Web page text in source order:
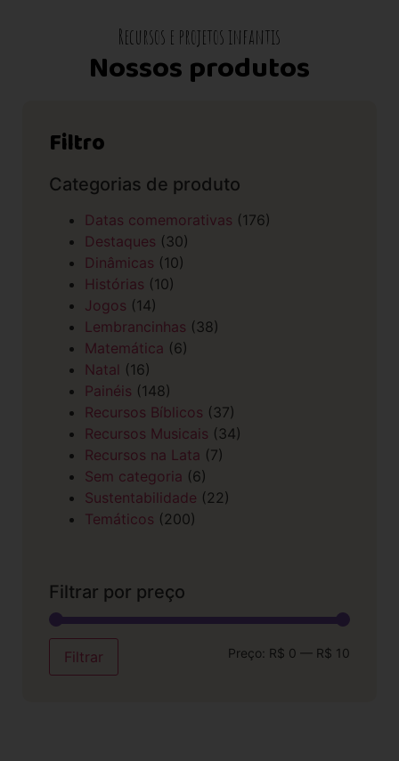
Recursos e projetos infantis
Nossos produtos
Filtro
Categorias de produto
Datas comemorativas (176)
Destaques (30)
Dinâmicas (10)
Histórias (10)
Jogos (14)
Lembrancinhas (38)
Matemática (6)
Natal (16)
Painéis (148)
Recursos Bíblicos (37)
Recursos Musicais (34)
Recursos na Lata (7)
Sem categoria (6)
Sustentabilidade (22)
Temáticos (200)
Filtrar por preço
Filtrar Preço: R$ 0 — R$ 10